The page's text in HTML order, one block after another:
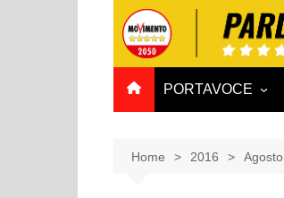
PORTAVOCE
SENATO
Home 2016 Agosto